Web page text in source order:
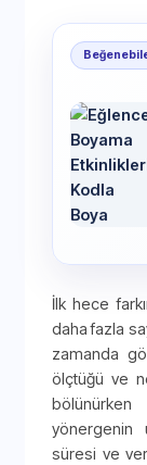
İlk hece
daha fazla
zamanda
ölçtüğü ve
bölünürken
yönergenin
süresi ve